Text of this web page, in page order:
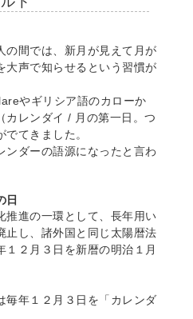
の間では、新月が見えて月が
大声で知らせるという習慣が
やギリシア語のカローか
カレンダイ / 月の第一日。つ
てきました。
ンダーの語源になったと言わ
日
推進の一環として、長年用い
止し、諸外国と同じ太陽暦法
１２月３日を新暦の明治１月
毎年１２月３日を「カレンダ